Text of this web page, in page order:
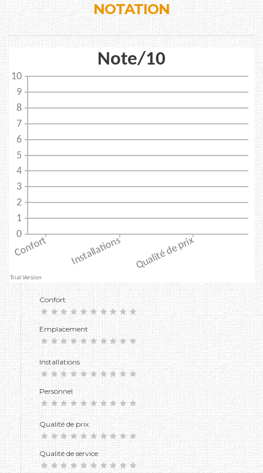
NOTATION
Confort
Emplacement
Installations
Personnel
Qualité de prix
Qualité de service